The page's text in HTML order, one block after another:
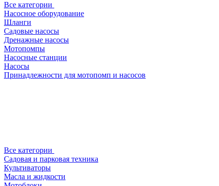
Все категории
Насосное оборудование
Шланги
Садовые насосы
Дренажные насосы
Мотопомпы
Насосные станции
Насосы
Принадлежности для мотопомп и насосов
Все категории
Садовая и парковая техника
Культиваторы
Масла и жидкости